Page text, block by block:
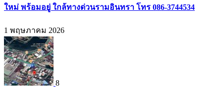
ใหม่ พร้อมอยู่ ใกล้ทางด่วนรามอินทรา โทร 086-3744534
1 พฤษภาคม 2026
8